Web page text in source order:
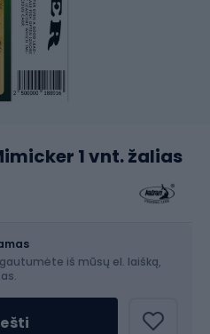
1 vnt. žalias
iš mūsų el. laišką,